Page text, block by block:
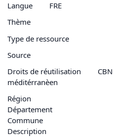
Langue
FRE
Thème
Type de ressource
Source
Droits de réutilisation
méditérranèen
Région
Département
Commune
Description